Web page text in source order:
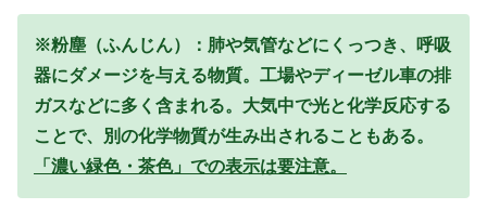
※粉塵（ふんじん）：肺や気管などにくっつき、呼吸
器にダメージを与える物質。工場やディーゼル車の排
ガスなどに多く含まれる。大気中で光と化学反応する
ことで、別の化学物質が生み出されることもある。
「濃い緑色・茶色」での表示は要注意。